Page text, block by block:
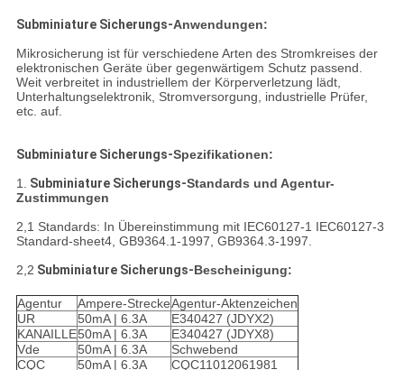
Subminiature Sicherungs-Anwendungen:
Mikrosicherung ist für verschiedene Arten des Stromkreises der
elektronischen Geräte über gegenwärtigem Schutz passend.
Weit verbreitet in industriellem der Körperverletzung lädt,
Unterhaltungselektronik, Stromversorgung, industrielle Prüfer,
etc. auf.
Subminiature Sicherungs-Spezifikationen:
1. Subminiature Sicherungs-Standards und Agentur-
Zustimmungen
2,1 Standards: In Übereinstimmung mit IEC60127-1 IEC60127-3
Standard-sheet4, GB9364.1-1997, GB9364.3-1997.
2,2 Subminiature Sicherungs-Bescheinigung:
Agentur Ampere-StreckeAgentur-Aktenzeichen
UR
50mA | 6.3A
E340427 (JDYX2)
KANAILLE50mA | 6.3A
E340427 (JDYX8)
Vde
50mA | 6.3A
Schwebend
CQC
50mA | 6.3A CQC11012061981